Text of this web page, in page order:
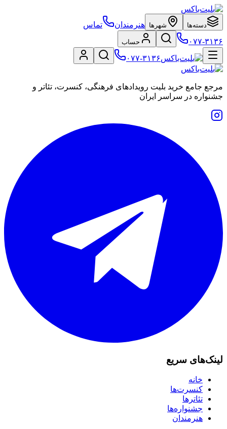
دسته‌ها شهرها هنرمندان
تماس
۰۷۷-۳۱۳۶
حساب
۰۷۷-۳۱۳۶
مرجع جامع خرید بلیت رویدادهای فرهنگی، کنسرت، تئاتر و
جشنواره در سراسر ایران
لینک‌های سریع
خانه
کنسرت‌ها
تئاترها
جشنواره‌ها
هنرمندان